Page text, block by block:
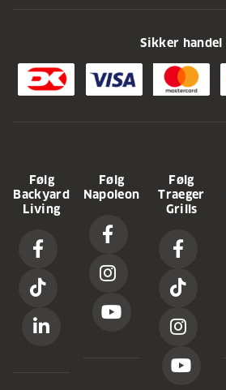
Sikker handel
Følg
Backyard
Living
Følg
Napoleon
Følg
Traeger
Grills